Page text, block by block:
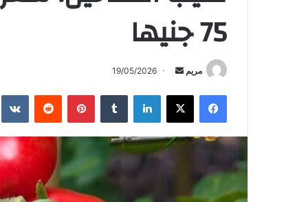
75 جنيها
مريم
أرسل 19/05/2026
فيسبوك X لينكدإن بينتيريست